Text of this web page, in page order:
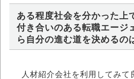
ある程度社会を分かった上
付き合いのある転職エージ
ら自分の進む道を決めるの
人材紹介会社を利用してみて